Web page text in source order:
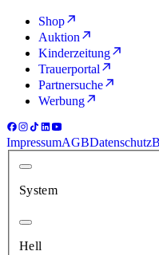
Shop
Auktion
Kinderzeitung
Trauerportal
Partnersuche
Werbung
ImpressumAGBDatenschutz
System
Hell